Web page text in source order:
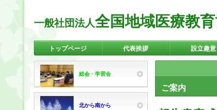
一般社団法人全国地域医療教
ご案内
トップページ 代表挨拶 設立趣意
総会・学習会
北から南から